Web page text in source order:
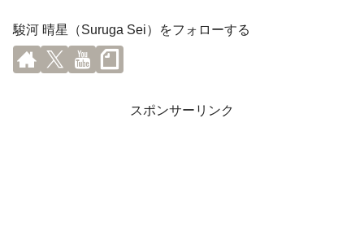
駿河 晴星（Suruga Sei）をフォローする
スポンサーリンク